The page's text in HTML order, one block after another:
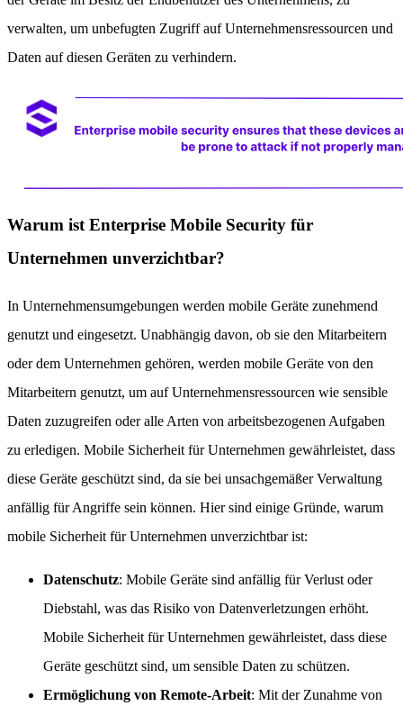
verwalten, um unbefugten Zugriff auf Unternehmensressourcen und
Daten auf diesen Geräten zu verhindern.
Warum ist Enterprise Mobile Security für
Unternehmen unverzichtbar?
In Unternehmensumgebungen werden mobile Geräte zunehmend
genutzt und eingesetzt. Unabhängig davon, ob sie den Mitarbeitern
oder dem Unternehmen gehören, werden mobile Geräte von den
Mitarbeitern genutzt, um auf Unternehmensressourcen wie sensible
Daten zuzugreifen oder alle Arten von arbeitsbezogenen Aufgaben
zu erledigen. Mobile Sicherheit für Unternehmen gewährleistet, dass
diese Geräte geschützt sind, da sie bei unsachgemäßer Verwaltung
anfällig für Angriffe sein können. Hier sind einige Gründe, warum
mobile Sicherheit für Unternehmen unverzichtbar ist:
Datenschutz: Mobile Geräte sind anfällig für Verlust oder
Diebstahl, was das Risiko von Datenverletzungen erhöht.
Mobile Sicherheit für Unternehmen gewährleistet, dass diese
Geräte geschützt sind, um sensible Daten zu schützen.
Ermöglichung von Remote-Arbeit: Mit der Zunahme von